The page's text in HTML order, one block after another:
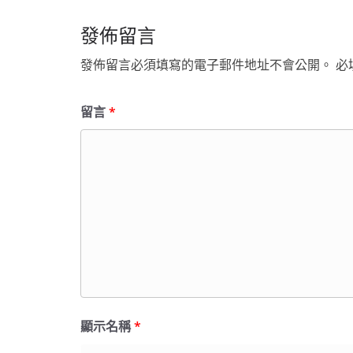
發佈留言
發佈留言必須填寫的電子郵件地址不會公開。 必
留言*
顯示名稱*